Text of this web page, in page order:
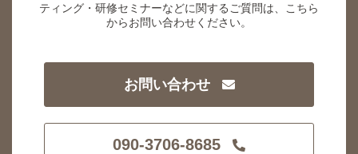
ティング・研修セミナーなどに関するご質問は、こちら
からお問い合わせください。
お問い合わせ
090-3706-8685